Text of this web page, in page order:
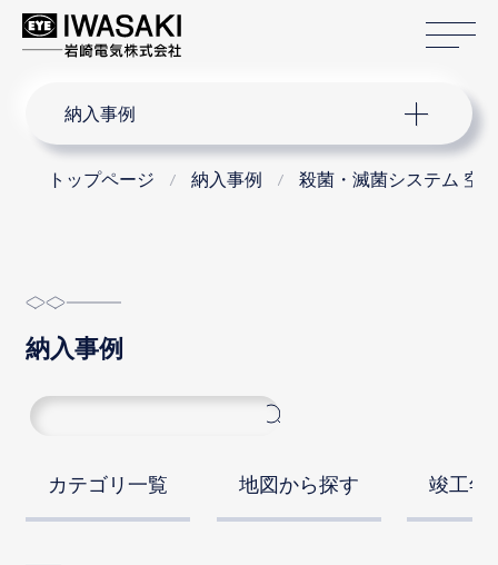
納入事例
トップページ 納入事例 殺菌・滅菌システム 空
納入事例
カテゴリ一覧 地図から探す 竣工年